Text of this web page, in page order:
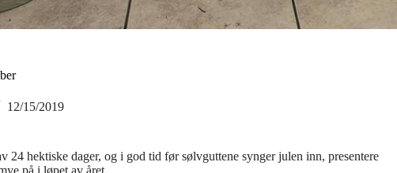
12/15/2019
24 hektiske dager, og i god tid før sølvguttene synger julen inn, presentere
på i løpet av året.